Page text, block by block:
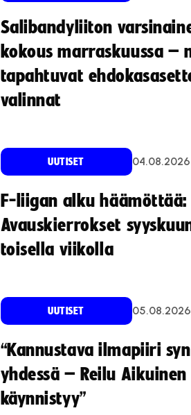
Salibandyliiton
kokous marraskuussa –
tapahtuvat
valinnat
UUTISET 04.08.2026
F-liigan alku häämöttää:
Avauskierrokset
toisella viikolla
UUTISET 05.08.2026
“Kannustava ilmapiiri
yhdessä – Reilu
käynnistyy”